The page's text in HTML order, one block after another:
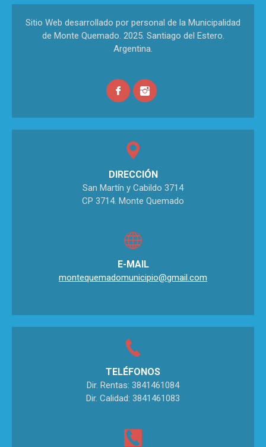
Sitio Web desarrollado por personal de la Municipalidad
de Monte Quemado. 2025. Santiago del Estero.
Argentina.
DIRECCIÓN
San Martín y Cabildo 3714
CP 3714. Monte Quemado
E-MAIL
montequemadomunicipio@gmail.com
TELÉFONOS
Dir. Rentas: 3841461084
Dir. Calidad: 3841461083